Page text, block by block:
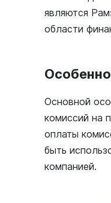
являются
области
Основной
комиссий на
оплаты
быть
компанией.